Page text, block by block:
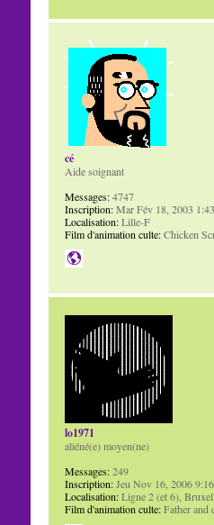
cé
Aide soignant
Messages:4747
Inscription:Mar Fév 18, 2003
Localisation:Lille-F
Film d'animation culte:Chicken
lo1971
aliéné(e) moyen(ne)
Messages:249
Inscription:Jeu Nov 16, 2006
Localisation:Ligne 2 (et 6),
Film d'animation culte:Father and